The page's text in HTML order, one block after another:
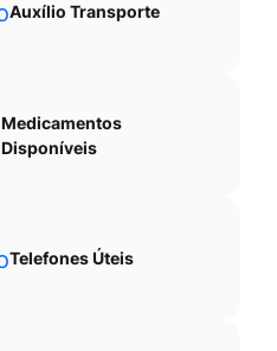
Auxílio Transporte
Medicamentos
Disponíveis
Telefones Úteis